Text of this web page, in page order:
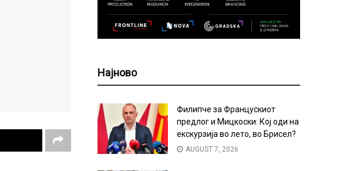
Најново
Филипче за Францускиот
предлог и Мицкоски: Кој оди на
екскурзија во лето, во Брисел?
AUGUST 7, 2026